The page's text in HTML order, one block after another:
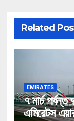
Related
EMIRATES
৭ মার্চ
এমিরেটস